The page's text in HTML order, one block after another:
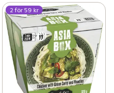
2 för 59 kr